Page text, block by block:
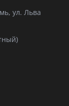
ул. Льва